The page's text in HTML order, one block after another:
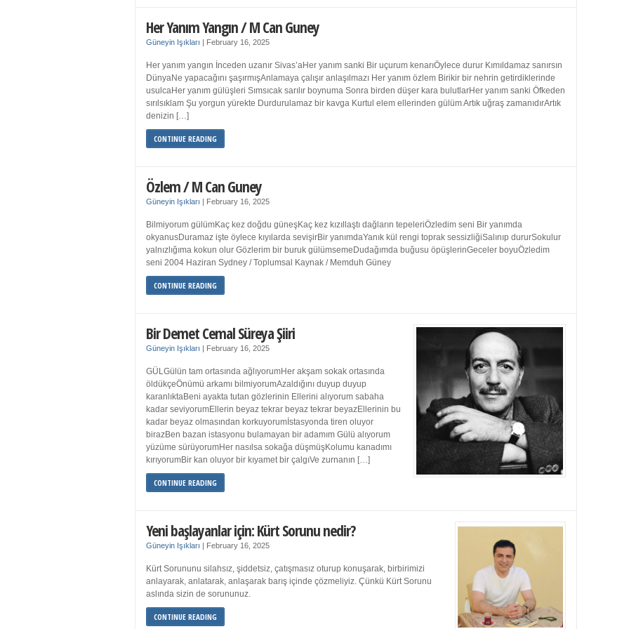
Her Yanım Yangın / M Can Guney
Güneyin Işıkları February 16, 2025
Her yanım yangın İnceden uzanır Sivas’aHer yanım sanki Bir uçurum kenarıÖylece durur Kımıldamaz sanırsın
DünyaNe yapacağını şaşırmışAnlamaya çalışır anlaşılmazı Her yanım özlem Birikir bir nehrin getirdiklerinde
usulcaHer yanım gülüşleri Sımsıcak sarılır boynuma Sonra birden düşer kara bulutlarHer yanım sanki Öfkeden
sırılsıklam Şu yorgun yürekte Durdurulamaz bir kavga Kurtul elem ellerinden gülüm Artık uğraş zamanıdırArtık
denizin […]
CONTINUE READING
Özlem / M Can Guney
Güneyin Işıkları February 16, 2025
Bilmiyorum gülümKaç kez doğdu güneşKaç kez kızıllaştı dağların tepeleriÖzledim seni Bir yanımda
okyanusDuramaz işte öylece kıyılarda sevişirBir yanımdaYanık kül rengi toprak sessizliğiSalınıp dururSokulur
yalnızlığıma kokun olur Gözlerim bir buruk gülümsemeDudağımda buğusu öpüşlerinGeceler boyuÖzledim
seni 2004 Haziran Sydney / Toplumsal Kaynak / Memduh Güney
CONTINUE READING
Bir Demet Cemal Süreya Şiiri
Güneyin Işıkları February 16, 2025
GÜLGülün tam ortasında ağlıyorumHer akşam sokak ortasında
öldükçeÖnümü arkamı bilmiyorumAzaldığını duyup duyup
karanlıktaBeni ayakta tutan gözlerinin Ellerini alıyorum sabaha
kadar seviyorumEllerin beyaz tekrar beyaz tekrar beyazEllerinin bu
kadar beyaz olmasından korkuyorumİstasyonda tiren oluyor
birazBen bazan istasyonu bulamayan bir adamım Gülü alıyorum
yüzüme sürüyorumHer nasılsa sokağa düşmüşKolumu kanadımı
kırıyorumBir kan oluyor bir kıyamet bir çalgıVe zurnanın […]
CONTINUE READING
Yeni başlayanlar için: Kürt Sorunu nedir?
Güneyin Işıkları February 16, 2025
Kürt Sorununu silahsız, şiddetsiz, çatışmasız oturup konuşarak, birbirimizi
anlayarak, anlatarak, anlaşarak barış içinde çözmeliyiz. Çünkü Kürt Sorunu
aslında sizin de sorununuz.
CONTINUE READING